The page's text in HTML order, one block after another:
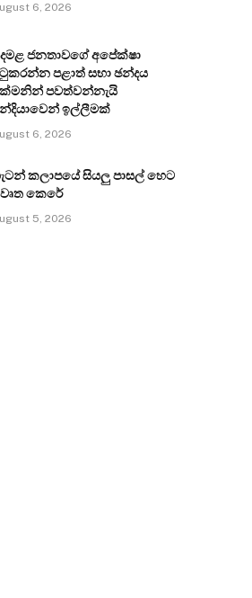
6, 2026
ජනතාවගේ අපේක්ෂා
පළාත් සභා ඡන්දය
පවත්වන්නැයි
ඉල්ලීමක්
6, 2026
කලාපයේ සියලු පාසල් හෙට
කෙරේ
5, 2026